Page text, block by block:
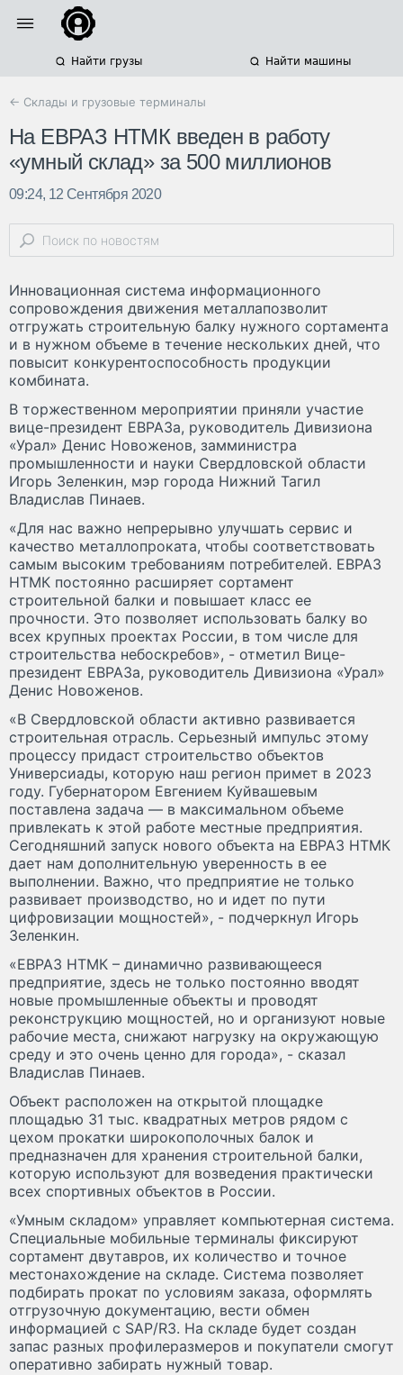
Найти грузы Найти машины
← Склады и грузовые терминалы
На ЕВРАЗ НТМК введен в работу
«умный склад» за 500 миллионов
09:24, 12 Сентября 2020
Инновационная система информационного
сопровождения движения металлапозволит
отгружать строительную балку нужного сортамента
и в нужном объеме в течение нескольких дней, что
повысит конкурентоспособность продукции
комбината.
В торжественном мероприятии приняли участие
вице-президент ЕВРАЗа, руководитель Дивизиона
«Урал» Денис Новоженов, замминистра
промышленности и науки Свердловской области
Игорь Зеленкин, мэр города Нижний Тагил
Владислав Пинаев.
«Для нас важно непрерывно улучшать сервис и
качество металлопроката, чтобы соответствовать
самым высоким требованиям потребителей. ЕВРАЗ
НТМК постоянно расширяет сортамент
строительной балки и повышает класс ее
прочности. Это позволяет использовать балку во
всех крупных проектах России, в том числе для
строительства небоскребов», - отметил Вице-
президент ЕВРАЗа, руководитель Дивизиона «Урал»
Денис Новоженов.
«В Свердловской области активно развивается
строительная отрасль. Серьезный импульс этому
процессу придаст строительство объектов
Универсиады, которую наш регион примет в 2023
году. Губернатором Евгением Куйвашевым
поставлена задача — в максимальном объеме
привлекать к этой работе местные предприятия.
Сегодняшний запуск нового объекта на ЕВРАЗ НТМК
дает нам дополнительную уверенность в ее
выполнении. Важно, что предприятие не только
развивает производство, но и идет по пути
цифровизации мощностей», - подчеркнул Игорь
Зеленкин.
«ЕВРАЗ НТМК – динамично развивающееся
предприятие, здесь не только постоянно вводят
новые промышленные объекты и проводят
реконструкцию мощностей, но и организуют новые
рабочие места, снижают нагрузку на окружающую
среду и это очень ценно для города», - сказал
Владислав Пинаев.
Объект расположен на открытой площадке
площадью 31 тыс. квадратных метров рядом с
цехом прокатки широкополочных балок и
предназначен для хранения строительной балки,
которую используют для возведения практически
всех спортивных объектов в России.
«Умным складом» управляет компьютерная система.
Специальные мобильные терминалы фиксируют
сортамент двутавров, их количество и точное
местонахождение на складе. Система позволяет
подбирать прокат по условиям заказа, оформлять
отгрузочную документацию, вести обмен
информацией с SAP/R3. На складе будет создан
запас разных профилеразмеров и покупатели смогут
оперативно забирать нужный товар.